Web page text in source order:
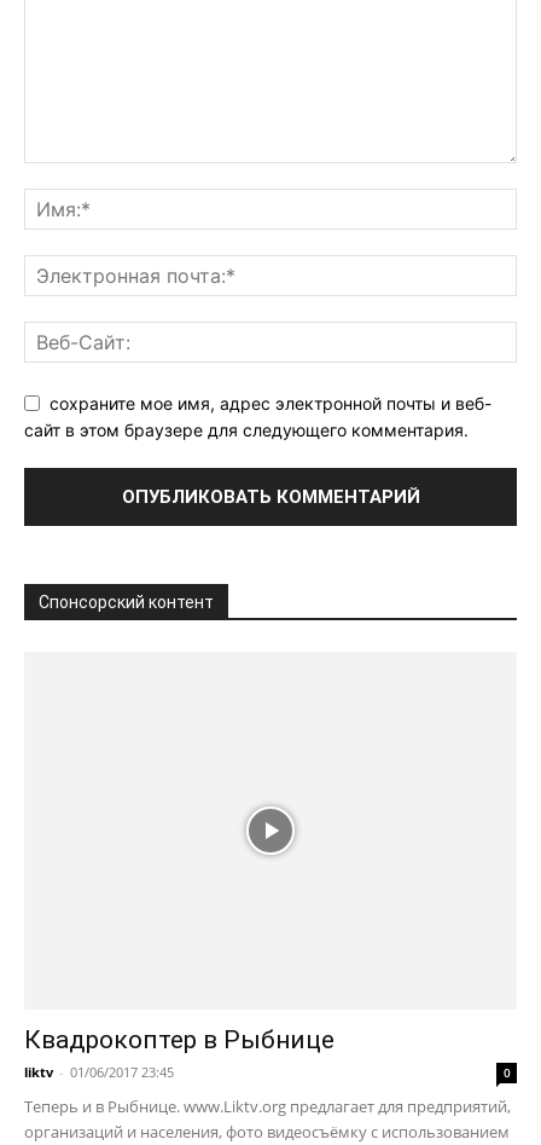
сохраните мое имя, адрес электронной почты и веб-
сайт в этом браузере для следующего комментария.
Спонсорский контент
Квадрокоптер в Рыбнице
liktv - 01/06/2017 23:45 0
Теперь и в Рыбнице. www.Liktv.org предлагает для предприятий,
организаций и населения, фото видеосъёмку с использованием